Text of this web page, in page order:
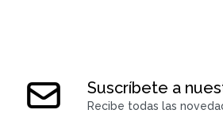
Suscríbete a
Recibe todas las